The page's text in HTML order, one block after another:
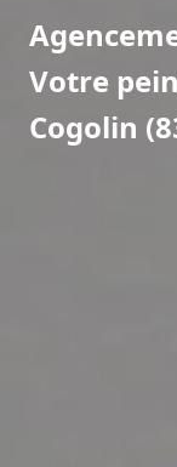
Votre
Cogolin